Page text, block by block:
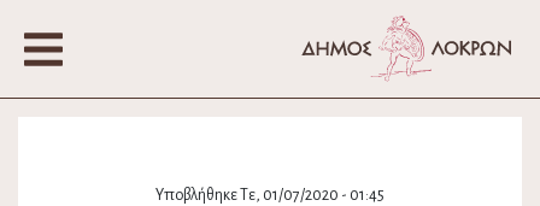
Υποβλήθηκε Τε, 01/07/2020 - 01:45